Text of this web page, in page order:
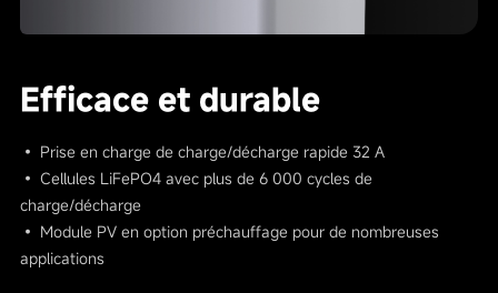
Efficace et durable
• Prise en charge de charge/décharge rapide 32 A
• Cellules LiFePO4 avec plus de 6 000 cycles de
charge/décharge
• Module PV en option préchauffage pour de nombreuses
applications